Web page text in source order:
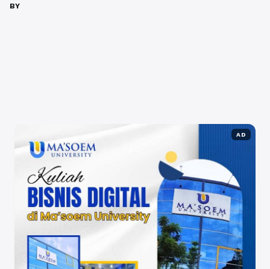
keadaan pandemi yang melarang adanya berkumpul
BY
AD